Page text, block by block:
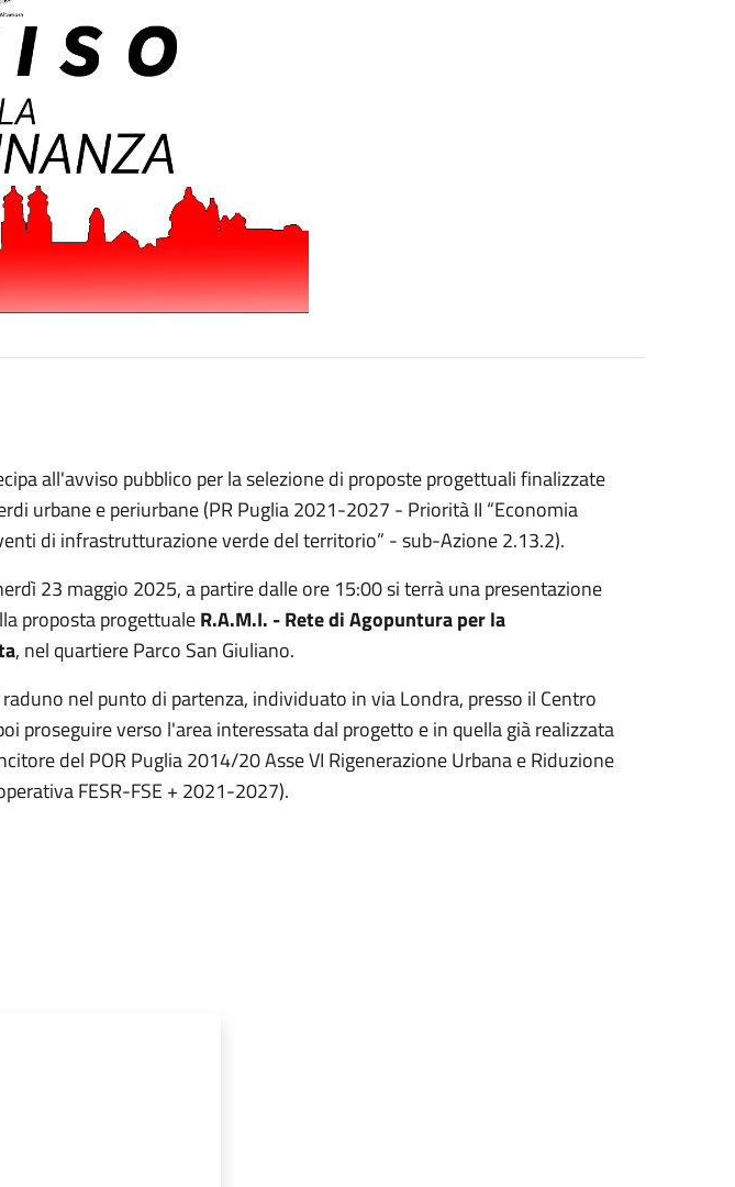
all'avviso pubblico per la selezione di proposte progettuali finalizzate
urbane e periurbane (PR Puglia 2021-2027 - Priorità II “Economia
di infrastrutturazione verde del territorio” - sub-Azione 2.13.2).
23 maggio 2025, a partire dalle ore 15:00 si terrà una presentazione
proposta progettualeR.A.M.I. - Rete di Agopuntura per la
, nel quartiere Parco San Giuliano.
nel punto di partenza, individuato in via Londra, presso il Centro
proseguire verso l'area interessata dal progetto e in quella già realizzata
del POR Puglia 2014/20 Asse VI Rigenerazione Urbana e Riduzione
FESR-FSE + 2021-2027).